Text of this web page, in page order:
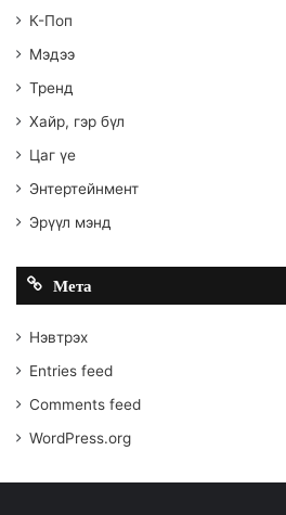
К-Поп
Мэдээ
Тренд
Хайр, гэр бүл
Цаг үе
Энтертейнмент
Эрүүл мэнд
Мета
Нэвтрэх
Entries feed
Comments feed
WordPress.org